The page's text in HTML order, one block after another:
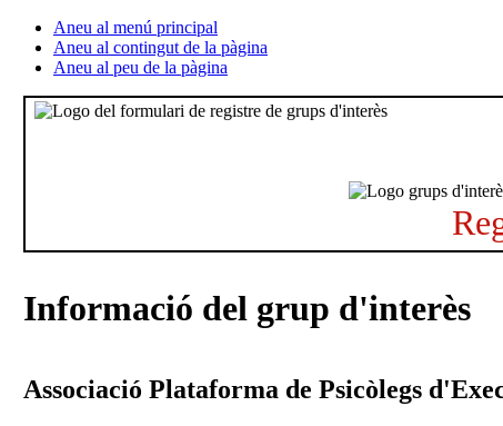
Aneu al menú principal
Aneu al contingut de la pàgina
Aneu al peu de la pàgina
Informació del grup d'interès
Associació Plataforma de Psicòlegs